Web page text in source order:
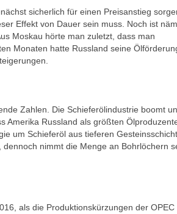
sicherlich für einen Preisanstieg
Effekt von Dauer sein muss. Noch ist
Moskau hörte man zuletzt, dass man
Monaten hatte Russland seine
Zahlen. Die Schieferölindustrie boomt
Amerika Russland als größten
um Schieferöl aus tieferen
nimmt die Menge an Bohrlöchern
als die Produktionskürzungen der OPEC